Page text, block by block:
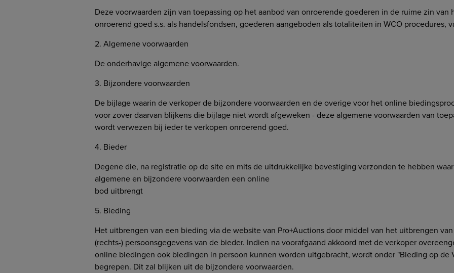
Deze voorwaarden zijn van toepassing op het aanbod van onroerende goederen in de ruime zin
onroerend goed s.s. als handelsfondsen, goederen aangeboden als totaliteiten in WCO procedures,
2. Algemene voorwaarden
De onderhavige algemene voorwaarden.
3. Bijzondere voorwaarden
De bijlage waarin de verkoper de bijzondere voorwaarden en de overige voor het online
voor zover daarvan blijkens die bijlage niet wordt afgeweken - deze algemene voorwaarden van
wordt verwezen bij ieder te verkopen onroerend goed.
4. Bieder
Degene die, na registratie op de site en mits de uitdrukkelijke bevestiging verzonden te hebben
algemene en bijzondere voorwaarden een online
bod uitbrengt
5. Bieding
Het uitbrengen van een bieding via de website van Pro+Auctions door middel van het uitbrengen
(rechts-) persoonsgegevens van de bieder. Indien na voorafgaand akkoord met de verkoper
online biedingen ook biedingen in persoon kunnen worden uitgebracht, wordt onder "Bieding op de
begrepen. Dit zal blijken uit de bijzondere voorwaarden.